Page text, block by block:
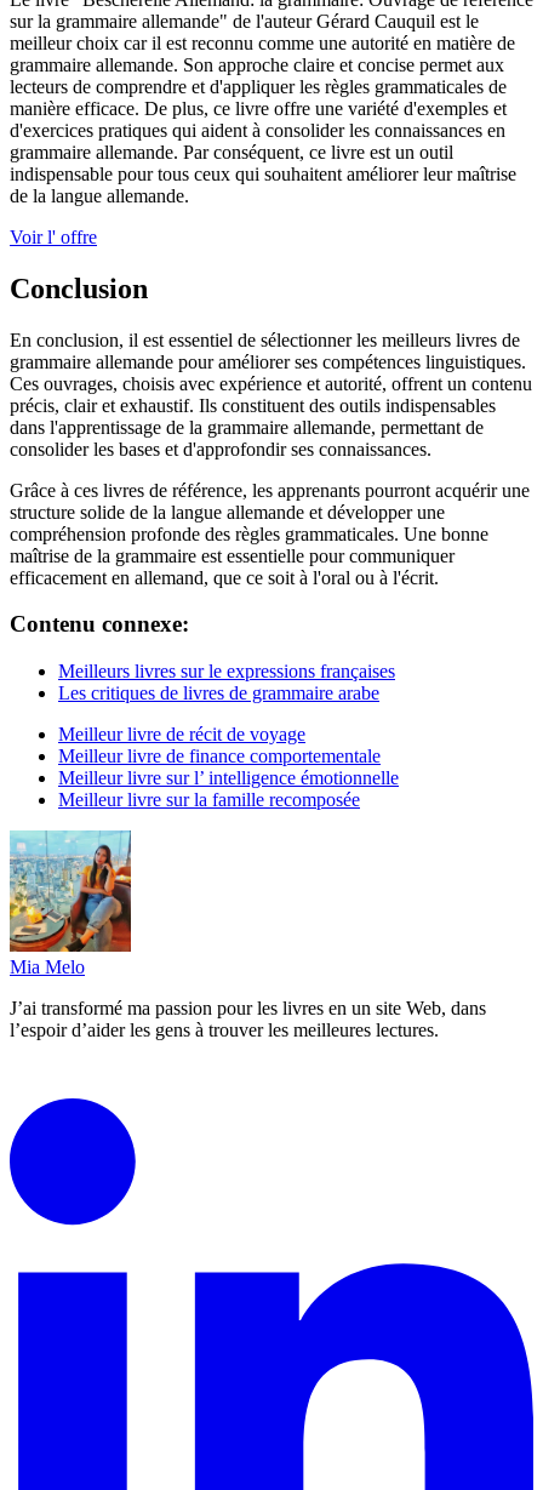
sur la grammaire allemande" de l'auteur Gérard Cauquil est le
meilleur choix car il est reconnu comme une autorité en matière de
grammaire allemande. Son approche claire et concise permet aux
lecteurs de comprendre et d'appliquer les règles grammaticales de
manière efficace. De plus, ce livre offre une variété d'exemples et
d'exercices pratiques qui aident à consolider les connaissances en
grammaire allemande. Par conséquent, ce livre est un outil
indispensable pour tous ceux qui souhaitent améliorer leur maîtrise
de la langue allemande.
Voir l' offre
Conclusion
En conclusion, il est essentiel de sélectionner les meilleurs livres de
grammaire allemande pour améliorer ses compétences linguistiques.
Ces ouvrages, choisis avec expérience et autorité, offrent un contenu
précis, clair et exhaustif. Ils constituent des outils indispensables
dans l'apprentissage de la grammaire allemande, permettant de
consolider les bases et d'approfondir ses connaissances.
Grâce à ces livres de référence, les apprenants pourront acquérir une
structure solide de la langue allemande et développer une
compréhension profonde des règles grammaticales. Une bonne
maîtrise de la grammaire est essentielle pour communiquer
efficacement en allemand, que ce soit à l'oral ou à l'écrit.
Contenu connexe:
Meilleurs livres sur le expressions françaises
Les critiques de livres de grammaire arabe
Meilleur livre de récit de voyage
Meilleur livre de finance comportementale
Meilleur livre sur l’ intelligence émotionnelle
Meilleur livre sur la famille recomposée
Mia Melo
J’ai transformé ma passion pour les livres en un site Web, dans
l’espoir d’aider les gens à trouver les meilleures lectures.